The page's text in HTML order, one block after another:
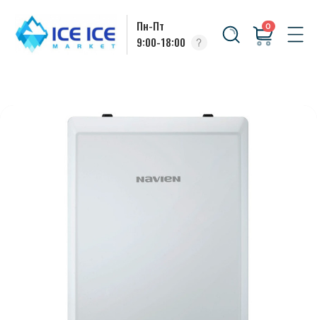
9:00-18:00